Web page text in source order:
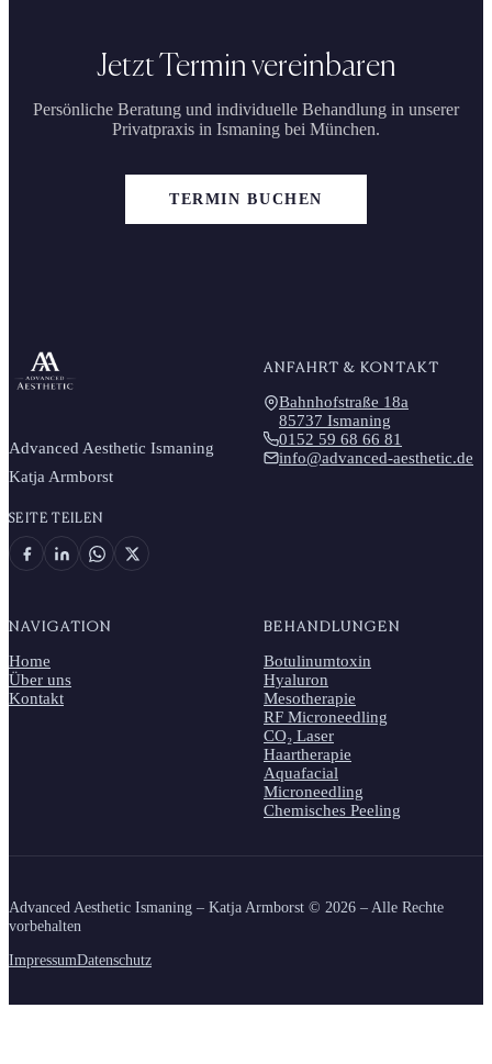
Jetzt Termin vereinbaren
Persönliche Beratung und individuelle Behandlung in unserer
Privatpraxis in Ismaning bei München.
TERMIN BUCHEN
Advanced Aesthetic Ismaning
Katja Armborst
SEITE TEILEN
ANFAHRT & KONTAKT
Bahnhofstraße 18a
85737 Ismaning
0152 59 68 66 81
info@advanced-aesthetic.de
NAVIGATION
Home
Über uns
Kontakt
BEHANDLUNGEN
Botulinumtoxin
Hyaluron
Mesotherapie
RF Microneedling
CO₂ Laser
Haartherapie
Aquafacial
Microneedling
Chemisches Peeling
Advanced Aesthetic Ismaning – Katja Armborst © 2026 – Alle Rechte
vorbehalten
ImpressumDatenschutz